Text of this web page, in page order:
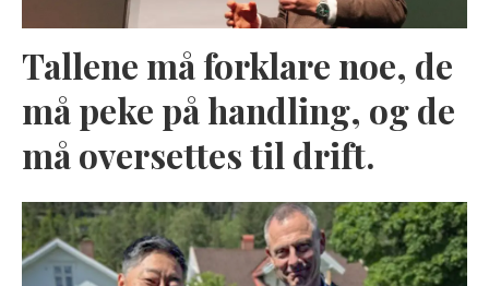
Tallene må forklare noe, de
må peke på handling, og de
må oversettes til drift.